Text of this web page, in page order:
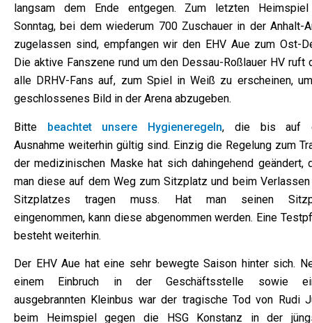
langsam dem Ende entgegen. Zum letzten
Sonntag, bei dem wiederum 700 Zuschauer in der Anhalt-
zugelassen sind, empfangen wir den EHV Aue zum Ost-
Die aktive Fanszene rund um den Dessau-Roßlauer HV ruft
alle DRHV-Fans auf, zum Spiel in Weiß zu erscheinen,
geschlossenes Bild in der Arena abzugeben.
Bitte beachtet unsere Hygieneregeln, die bis auf
Ausnahme weiterhin gültig sind. Einzig die Regelung zum
der medizinischen Maske hat sich dahingehend geändert,
man diese auf dem Weg zum Sitzplatz und beim
Sitzplatzes tragen muss. Hat man seinen
eingenommen, kann diese abgenommen werden. Eine
besteht weiterhin.
Der EHV Aue hat eine sehr bewegte Saison hinter sich.
einem Einbruch in der Geschäftsstelle sowie
ausgebrannten Kleinbus war der tragische Tod von Rudi
beim Heimspiel gegen die HSG Konstanz in der